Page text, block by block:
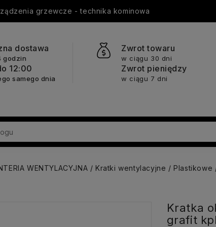
grzewcze - technika kominowa
dostawa
godzin
12:00
samego dnia
Zwrot towaru
w ciągu 30 dni
Zwrot pieniędzy
w ciągu 7 dni
WENTYLACYJNA Kratki wentylacyjne Plastikowe
Kratka
grafit